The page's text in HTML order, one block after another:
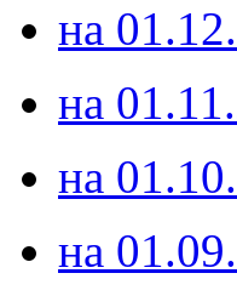
на
на
на
на